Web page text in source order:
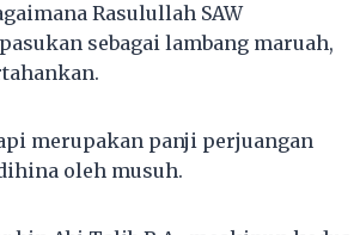
Rasulullah SAW
sebagai lambang maruah,
merupakan panji perjuangan
oleh musuh.